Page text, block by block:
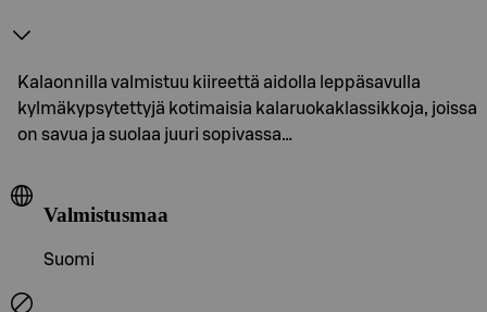
Kalaonnilla valmistuu kiireettä aidolla leppäsavulla
kylmäkypsytettyjä kotimaisia kalaruokaklassikkoja, joissa
on savua ja suolaa juuri sopivassa…
Valmistusmaa
Suomi